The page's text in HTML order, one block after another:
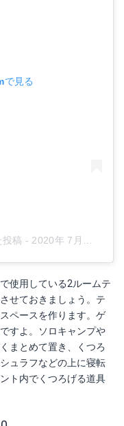
で見る
稿 - 2020年 7月月23日午後4時49分PDT
使用している2ルームテ
せておきましょう。テ
ペースを作ります。ゲ
すよ。ソロキャンプや
まとめて置き、くつろ
ュラフなどの上に寝転
ト内でくつろげる道具